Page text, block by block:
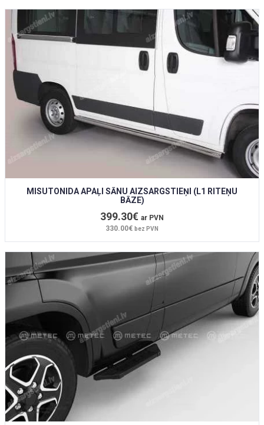
MISUTONIDA APAĻI SĀNU AIZSARGSTIEŅI (L1 RITEŅU
BĀZE)
399.30€ ar PVN
330.00€ bez PVN